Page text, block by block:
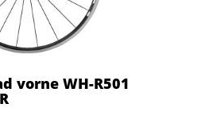
vorne WH-R501